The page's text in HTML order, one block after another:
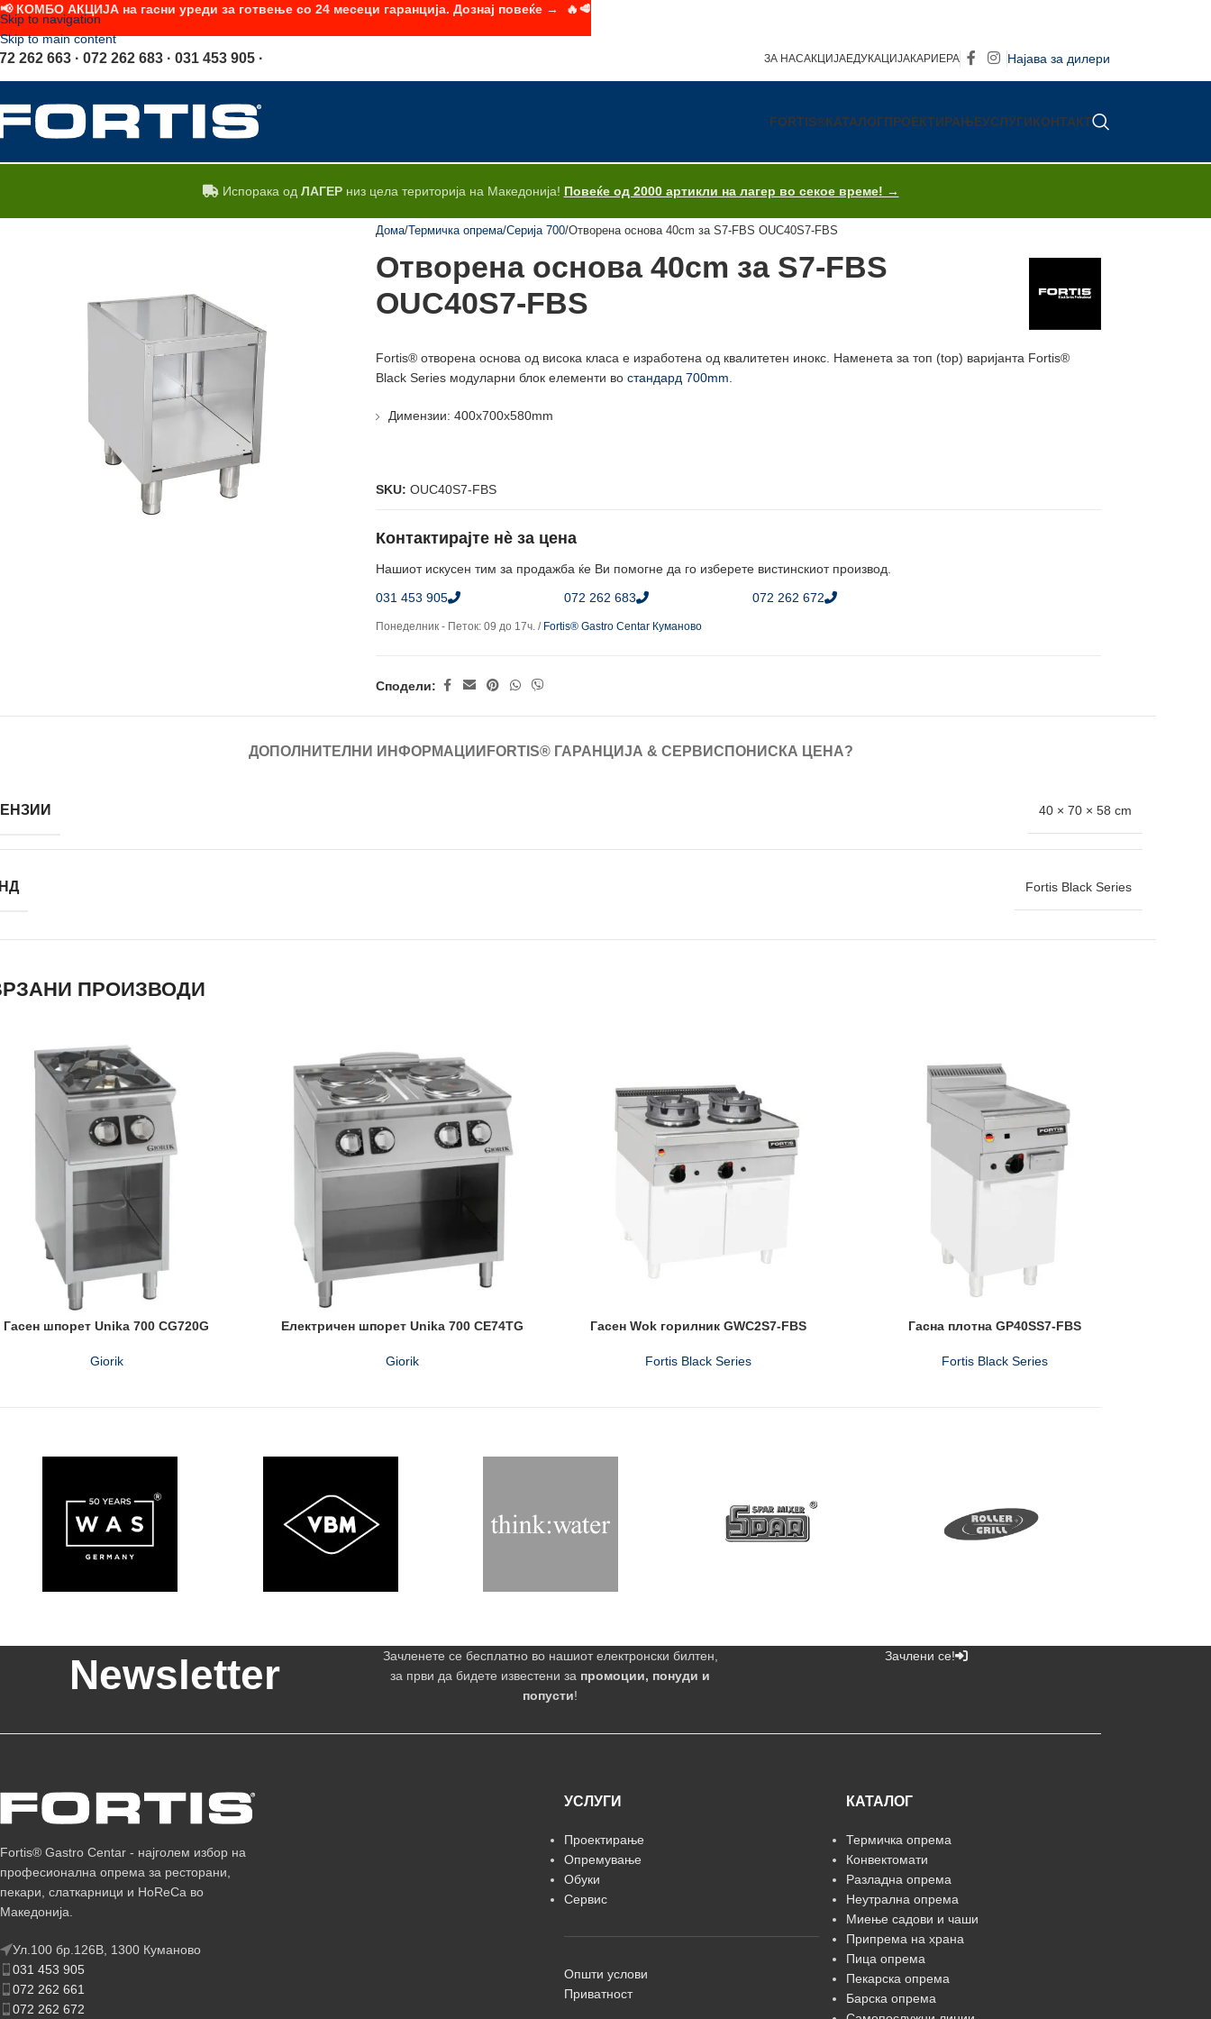
Skip to navigation
Skip to main content
262 663 · 072 262 683 · 031 453 905 · ЗА НАСАКЦИЈАЕДУКАЦИЈАКАРИЕРА Најава за дилери
FORTIS®КАТАЛОГПРОЕКТИРАЊЕУСЛУГИКОНТАКТ
Испорака од ЛАГЕРниз цела територија на Македонија! Повеќе од 2000 артикли на лагер во секое време! →
Дома Термичка опрема Серија 700 Отворена основа 40cm за S7-FBS OUC40S7-FBS
Отворена основа 40cm за S7-FBS
OUC40S7-FBS
Fortis® отворена основа од висока класа е изработенa од квалитетен инокс. Наменета за топ (top) варијанта Fortis®
Black Series модуларни блок елементи востандард 700mm
Димензии: 400x700x580mm
SKU:OUC40S7-FBS
Контактирајте нè за цена
Нашиот искусен тим за продажба ќе Ви помогне да го изберете вистинскиот производ.
031 453 905
072 262 683 072 262 672
Понеделник - Петок: 09 до 17ч. / Fortis® Gastro Centar Куманово
Сподели:
ДОПОЛНИТЕЛНИ ИНФОРМАЦИИ FORTIS® ГАРАНЦИЈА & СЕРВИС ПОНИСКА ЦЕНА?
40 × 70 × 58 cm
Fortis Black Series
ПРОИЗВОДИ
Гасен шпорет Unika 700 CG720G
Giorik
Електричен шпорет Unika 700 CE74TG
Giorik
Гасен Wok горилник GWC2S7-FBS
Fortis Black Series
Гасна плотна GP40SS7-FBS
Fortis Black Series
Newsletter
Зачленете се бесплатно во нашиот електронски билтен,
за први да бидете известени за промоции, понуди и
попусти!
Зачлени се!
Fortis® Gastro Centar - најголем избор на
професионална опрема за ресторани,
пекари, слаткарници и HoReCa во
Македонија.
Ул.100 бр.126В, 1300 Куманово
031 453 905
072 262 661
072 262 672
УСЛУГИ
Проектирање
Опремување
Обуки
Сервис
Општи услови
Приватност
КАТАЛОГ
Термичка опрема
Конвектомати
Разладна опрема
Неутрална опрема
Миење садови и чаши
Припрема на храна
Пица опрема
Пекарска опрема
Барска опрема
📢 КОМБО АКЦИЈА на гасни уреди за готвење со 24 месеци гаранција. Дознај повеќе → 🔥🥩